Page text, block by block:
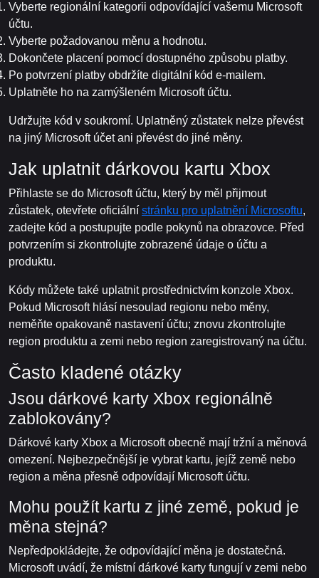
Vyberte regionální kategorii odpovídající vašemu Microsoft
účtu.
Vyberte požadovanou měnu a hodnotu.
Dokončete placení pomocí dostupného způsobu platby.
Po potvrzení platby obdržíte digitální kód e-mailem.
Uplatněte ho na zamýšleném Microsoft účtu.
Udržujte kód v soukromí. Uplatněný zůstatek nelze převést
na jiný Microsoft účet ani převést do jiné měny.
Jak uplatnit dárkovou kartu Xbox
Přihlaste se do Microsoft účtu, který by měl přijmout
zůstatek, otevřete oficiální stránku pro uplatnění Microsoftu,
zadejte kód a postupujte podle pokynů na obrazovce. Před
potvrzením si zkontrolujte zobrazené údaje o účtu a
produktu.
Kódy můžete také uplatnit prostřednictvím konzole Xbox.
Pokud Microsoft hlásí nesoulad regionu nebo měny,
neměňte opakovaně nastavení účtu; znovu zkontrolujte
region produktu a zemi nebo region zaregistrovaný na účtu.
Často kladené otázky
Jsou dárkové karty Xbox regionálně
zablokovány?
Dárkové karty Xbox a Microsoft obecně mají tržní a měnová
omezení. Nejbezpečnější je vybrat kartu, jejíž země nebo
region a měna přesně odpovídají Microsoft účtu.
Mohu použít kartu z jiné země, pokud je
měna stejná?
Nepředpokládejte, že odpovídající měna je dostatečná.
Microsoft uvádí, že místní dárkové karty fungují v zemi nebo